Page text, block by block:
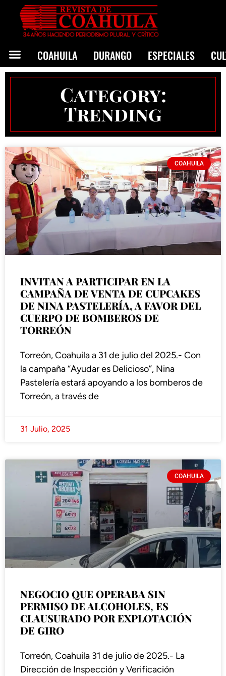
COAHUILA DURANGO ESPECIALES
Category:
Trending
COAHUILA
INVITAN A PARTICIPAR EN LA
CAMPAÑA DE VENTA DE CUPCAKES
DE NINA PASTELERÍA, A FAVOR DEL
CUERPO DE BOMBEROS DE
TORREÓN
Torreón, Coahuila a 31 de julio del 2025.- Con
la campaña “Ayudar es Delicioso”, Nina
Pastelería estará apoyando a los bomberos de
Torreón, a través de
31 Julio, 2025
COAHUILA
NEGOCIO QUE OPERABA SIN
PERMISO DE ALCOHOLES, ES
CLAUSURADO POR EXPLOTACIÓN
DE GIRO
Torreón, Coahuila 31 de julio de 2025.- La
Dirección de Inspección y Verificación